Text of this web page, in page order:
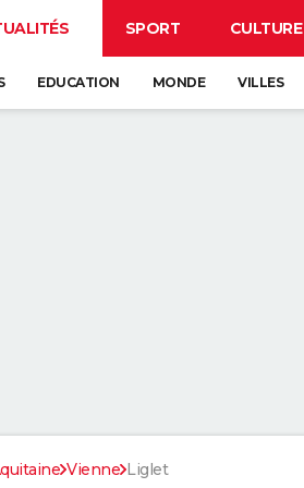
SPORT CULTURE
EDUCATION MONDE VILLES
Vienne Liglet